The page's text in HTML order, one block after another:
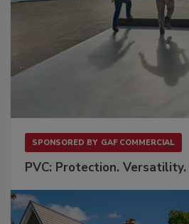
SPONSORED BY GAF COMMERCIAL
PVC: Protection. Versatility.